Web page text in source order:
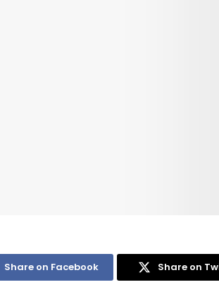
Share on Facebook Share on